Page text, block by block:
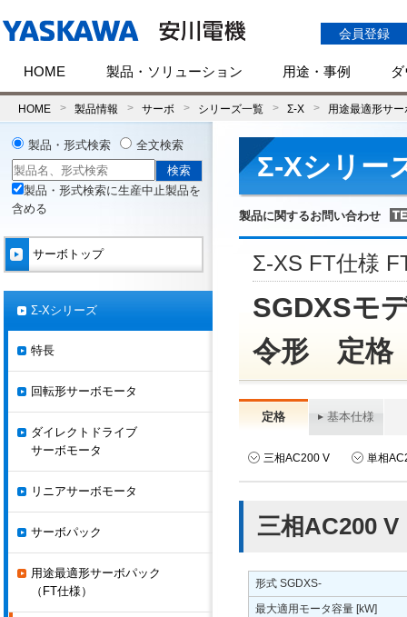
会員登録
HOME 製品・ソリューション 用途・事例
HOME 製品情報 サーボ シリーズ一覧 Σ-X 用途最適形サ
Σ-Xシリー
製品に関するお問い合わせ
Σ-XS FT仕様
SGDXSモ
令形 定格
定格 基本仕様
三相AC200 V 単相
三相AC200 V
形式 SGDXS-
最大適用モータ容量 [kW]
製品・形式検索 全文検索
製品・形式検索に生産中止製品を
含める
サーボトップ
Σ-Xシリーズ
特長
回転形サーボモータ
ダイレクトドライブ
サーボモータ
リニアサーボモータ
サーボパック
用途最適形サーボパック
（FT仕様）